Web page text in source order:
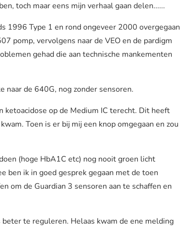
toch maar eens mijn verhaal gaan delen......
1996 Type 1 en rond ongeveer 2000 overgegaan
pomp, vervolgens naar de VEO en de pardigm
gehad die aan technische mankementen
naar de 640G, nog zonder sensoren.
ketoacidose op de Medium IC terecht. Dit heeft
Toen is er bij mij een knop omgegaan en zou
(hoge HbA1C etc) nog nooit groen licht
ben ik in goed gesprek gegaan met de toen
om de Guardian 3 sensoren aan te schaffen en
te reguleren. Helaas kwam de ene melding